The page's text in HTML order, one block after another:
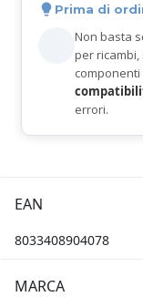
Prima di
Non basta
per
errori.
EAN
8033408904078
MARCA